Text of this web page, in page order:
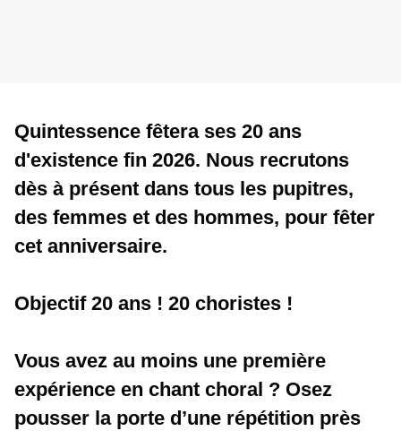
Quintessence fêtera ses 20 ans
d'existence fin 2026. Nous recrutons
dès à présent dans tous les pupitres,
des femmes et des hommes, pour fêter
cet anniversaire.
Objectif 20 ans ! 20 choristes !
Vous avez au moins une première
expérience en chant choral ? Osez
pousser la porte d’une répétition près